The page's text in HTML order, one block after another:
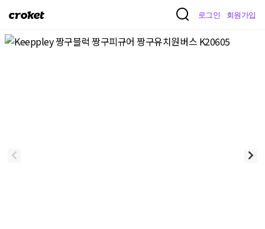
크
켓
로그인 회원가입